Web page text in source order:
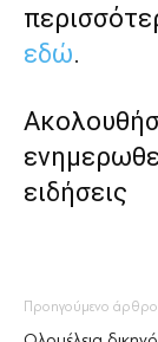
εδώ.
ειδήσεις
Προηγούμενο άρθρο